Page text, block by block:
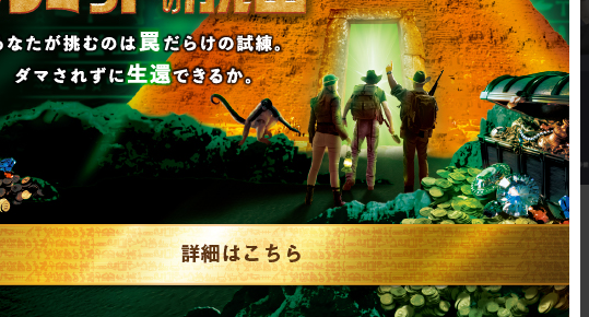
渋谷大抗争をしかけたチームの名前は？